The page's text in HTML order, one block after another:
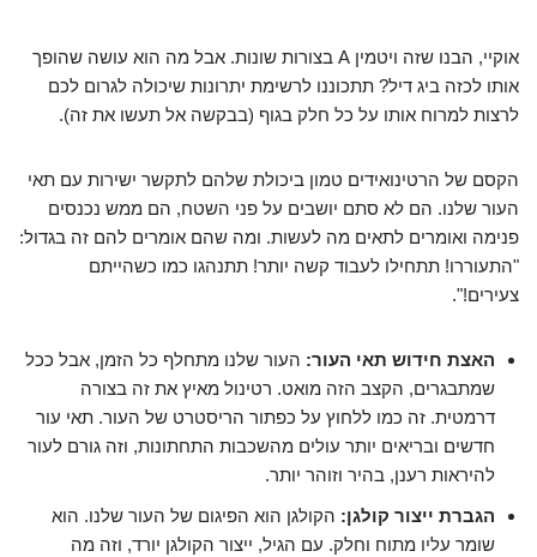
אוקיי, הבנו שזה ויטמין A בצורות שונות. אבל מה הוא עושה שהופך
אותו לכזה ביג דיל? תתכוננו לרשימת יתרונות שיכולה לגרום לכם
לרצות למרוח אותו על כל חלק בגוף (בבקשה אל תעשו את זה).
הקסם של הרטינואידים טמון ביכולת שלהם לתקשר ישירות עם תאי
העור שלנו. הם לא סתם יושבים על פני השטח, הם ממש נכנסים
פנימה ואומרים לתאים מה לעשות. ומה שהם אומרים להם זה בגדול:
"התעוררו! תתחילו לעבוד קשה יותר! תתנהגו כמו כשהייתם
צעירים!".
האצת חידוש תאי העור: העור שלנו מתחלף כל הזמן, אבל ככל
שמתבגרים, הקצב הזה מואט. רטינול מאיץ את זה בצורה
דרמטית. זה כמו ללחוץ על כפתור הריסטרט של העור. תאי עור
חדשים ובריאים יותר עולים מהשכבות התחתונות, וזה גורם לעור
להיראות רענן, בהיר וזוהר יותר.
הגברת ייצור קולגן: הקולגן הוא הפיגום של העור שלנו. הוא
שומר עליו מתוח וחלק. עם הגיל, ייצור הקולגן יורד, וזה מה